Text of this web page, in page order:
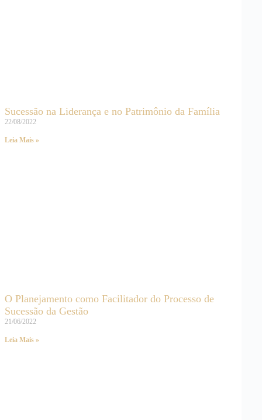
Sucessão na Liderança e no Patrimônio da Família
22/08/2022
Leia Mais »
O Planejamento como Facilitador do Processo de
Sucessão da Gestão
21/06/2022
Leia Mais »